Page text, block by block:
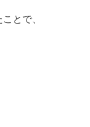
とで、